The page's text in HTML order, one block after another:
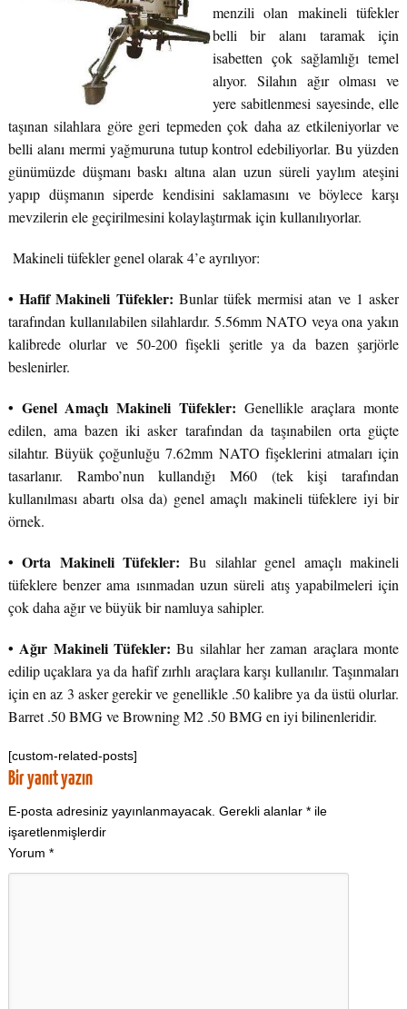
menzili olan makineli tüfekler
belli bir alanı taramak için
isabetten çok sağlamlığı temel
alıyor. Silahın ağır olması ve
yere sabitlenmesi sayesinde, elle
taşınan silahlara göre geri tepmeden çok daha az etkileniyorlar ve
belli alanı mermi yağmuruna tutup kontrol edebiliyorlar. Bu yüzden
günümüzde düşmanı baskı altına alan uzun süreli yaylım ateşini
yapıp düşmanın siperde kendisini saklamasını ve böylece karşı
mevzilerin ele geçirilmesini kolaylaştırmak için kullanılıyorlar.
Makineli tüfekler genel olarak 4’e ayrılıyor:
• Hafif Makineli Tüfekler: Bunlar tüfek mermisi atan ve 1 asker
tarafından kullanılabilen silahlardır. 5.56mm NATO veya ona yakın
kalibrede olurlar ve 50-200 fişekli şeritle ya da bazen şarjörle
beslenirler.
• Genel Amaçlı Makineli Tüfekler: Genellikle araçlara monte
edilen, ama bazen iki asker tarafından da taşınabilen orta güçte
silahtır. Büyük çoğunluğu 7.62mm NATO fişeklerini atmaları için
tasarlanır. Rambo’nun kullandığı M60 (tek kişi tarafından
kullanılması abartı olsa da) genel amaçlı makineli tüfeklere iyi bir
örnek.
• Orta Makineli Tüfekler: Bu silahlar genel amaçlı makineli
tüfeklere benzer ama ısınmadan uzun süreli atış yapabilmeleri için
çok daha ağır ve büyük bir namluya sahipler.
• Ağır Makineli Tüfekler: Bu silahlar her zaman araçlara monte
edilip uçaklara ya da hafif zırhlı araçlara karşı kullanılır. Taşınmaları
için en az 3 asker gerekir ve genellikle .50 kalibre ya da üstü olurlar.
Barret .50 BMG ve Browning M2 .50 BMG en iyi bilinenleridir.
[custom-related-posts]
Bir yanıt yazın
E-posta adresiniz yayınlanmayacak. Gerekli alanlar *ile
işaretlenmişlerdir
Yorum *